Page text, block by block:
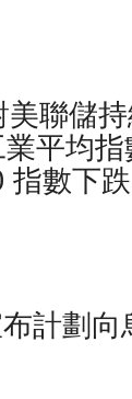
聯儲
平均指
數下
計劃向